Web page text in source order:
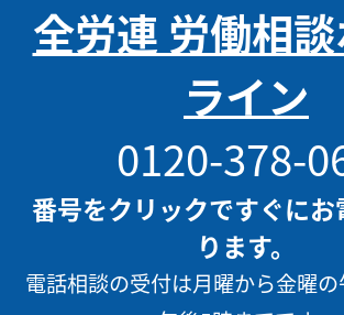
全労連 労働相
ライン
0120-378-
番号をクリックですぐに
ります。
電話相談の受付は月曜から金曜